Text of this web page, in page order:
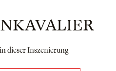
dieser Inszenierung